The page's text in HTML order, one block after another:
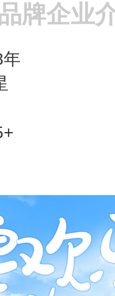
牌企业